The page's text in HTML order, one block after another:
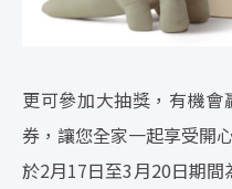
更可參加大抽獎，有機
券，讓您全家一起享受開
於2月17日至3月20日期